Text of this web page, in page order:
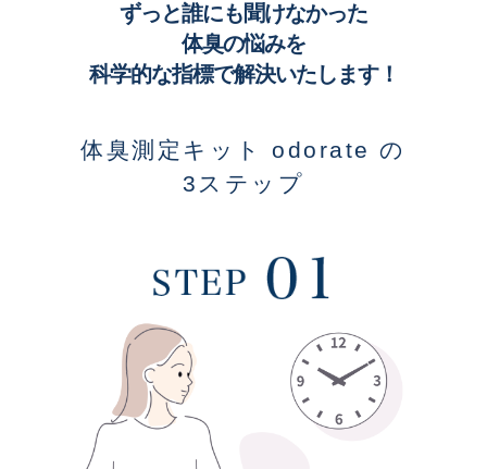
ずっと誰にも聞けなかった
体臭の悩みを
科学的な指標で解決いたします！
体臭測定キット odorate の
3ステップ